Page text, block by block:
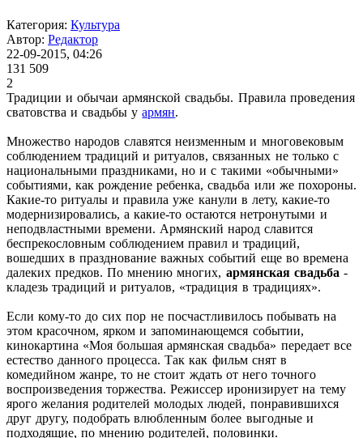
Категория: Культура
Автор: Редактор
22-09-2015, 04:26
131 509
2
Традиции и обычаи армянской свадьбы. Правила проведения
сватовства и свадьбы уармян.
Множество народов славятся неизменным и многовековым
соблюдением традиций и ритуалов, связанных не только с
национальными праздниками, но и с такими «обычными»
событиями, как рождение ребенка, свадьба или же похороны.
Какие-то ритуалы и правила уже канули в лету, какие-то
модернизировались, а какие-то остаются нетронутыми и
неподвластными времени. Армянский народ славится
беспрекословным соблюдением правил и традиций,
вошедших в празднование важных событий еще во времена
далеких предков. По мнению многих, армянская свадьба -
кладезь традиций и ритуалов, «традиция в традициях».
Если кому-то до сих пор не посчастливилось побывать на
этом красочном, ярком и запоминающемся событии,
кинокартина «Моя большая армянская свадьба» передает все
естество данного процесса. Так как фильм снят в
комедийном жанре, то не стоит ждать от него точного
воспроизведения торжества. Режиссер иронизирует на тему
ярого желания родителей молодых людей, понравившихся
друг другу, подобрать влюбленным более выгодные и
подходящие, по мнению родителей, половинки.